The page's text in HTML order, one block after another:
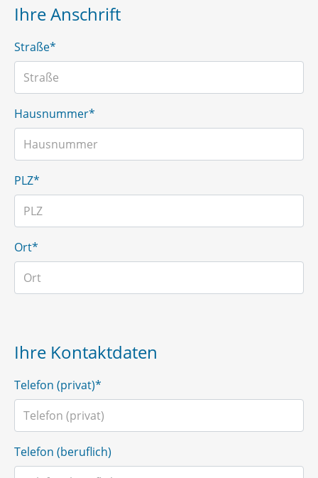
Ihre Anschrift
Straße*
Hausnummer*
PLZ*
Ort*
Ihre Kontaktdaten
Telefon (privat)*
Telefon (beruflich)